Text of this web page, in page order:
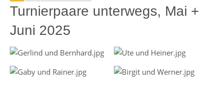
Turnierpaare unterwegs, Mai +
Juni 2025